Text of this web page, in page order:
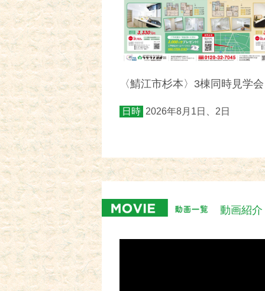
〈鯖江市杉本〉3棟同時見学会
日時 2026年8月1日、2日
動画紹介